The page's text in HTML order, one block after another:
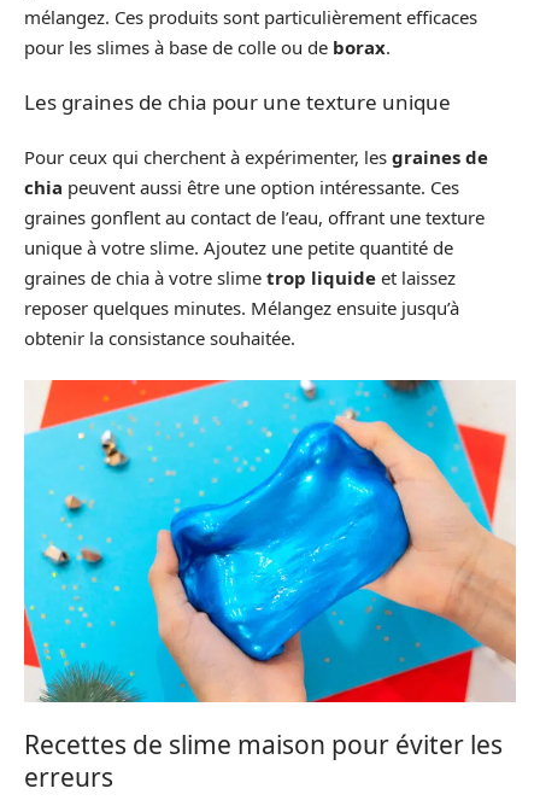
mélangez. Ces produits sont particulièrement efficaces
pour les slimes à base de colle ou de borax.
Les graines de chia pour une texture unique
Pour ceux qui cherchent à expérimenter, les graines de
chia peuvent aussi être une option intéressante. Ces
graines gonflent au contact de l’eau, offrant une texture
unique à votre slime. Ajoutez une petite quantité de
graines de chia à votre slime trop liquide et laissez
reposer quelques minutes. Mélangez ensuite jusqu’à
obtenir la consistance souhaitée.
Recettes de slime maison pour éviter les
erreurs